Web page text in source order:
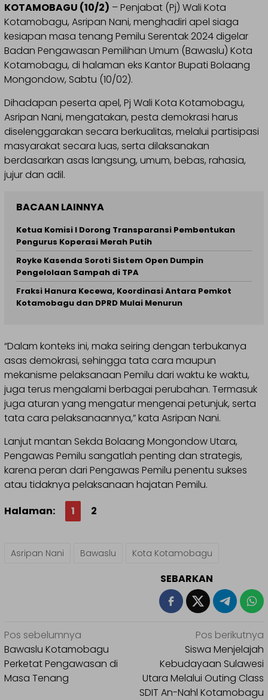
KOTAMOBAGU (10/2) – Penjabat (Pj) Wali Kota
Kotamobagu, Asripan Nani, menghadiri apel siaga
kesiapan masa tenang Pemilu Serentak 2024 digelar
Badan Pengawasan Pemilihan Umum (Bawaslu) Kota
Kotamobagu, di halaman eks Kantor Bupati Bolaang
Mongondow, Sabtu (10/02).
Dihadapan peserta apel, Pj Wali Kota Kotamobagu,
Asripan Nani, mengatakan, pesta demokrasi harus
diselenggarakan secara berkualitas, melalui partisipasi
masyarakat secara luas, serta dilaksanakan
berdasarkan asas langsung, umum, bebas, rahasia,
jujur dan adil.
BACAAN LAINNYA
Ketua Komisi I Dorong Transparansi Pembentukan
Pengurus Koperasi Merah Putih
Royke Kasenda Soroti Sistem Open Dumpin
Pengelolaan Sampah di TPA
Fraksi Hanura Kecewa, Koordinasi Antara Pemkot
Kotamobagu dan DPRD Mulai Menurun
“Dalam konteks ini, maka seiring dengan terbukanya
asas demokrasi, sehingga tata cara maupun
mekanisme pelaksanaan Pemilu dari waktu ke waktu,
juga terus mengalami berbagai perubahan. Termasuk
juga aturan yang mengatur mengenai petunjuk, serta
tata cara pelaksanaannya,” kata Asripan Nani.
Lanjut mantan Sekda Bolaang Mongondow Utara,
Pengawas Pemilu sangatlah penting dan strategis,
karena peran dari Pengawas Pemilu penentu sukses
atau tidaknya pelaksanaan hajatan Pemilu.
Halaman:
1 2
Asripan Nani Bawaslu Kota Kotamobagu
SEBARKAN
Navigasi
pos
Pos sebelumnya
Bawaslu Kotamobagu
Perketat Pengawasan di
Masa Tenang
Pos berikutnya
Siswa Menjelajah
Kebudayaan Sulawesi
Utara Melalui Outing Class
SDIT An-Nahl Kotamobagu